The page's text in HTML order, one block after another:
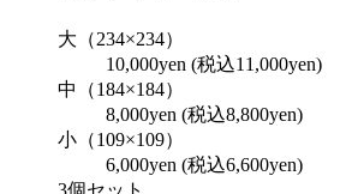
大（234×234）
10,000yen (税込11,000yen)
中（184×184）
8,000yen (税込8,800yen)
小（109×109）
6,000yen (税込6,600yen)
3個セット